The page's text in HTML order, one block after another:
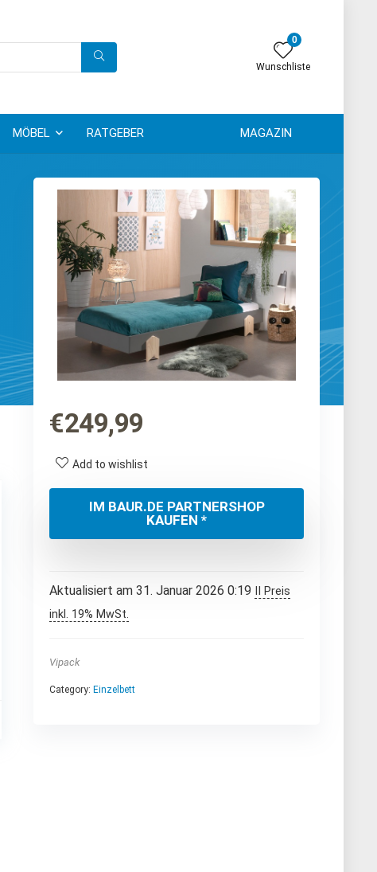
0
Wunschliste
MÖBEL RATGEBER MAGAZIN
€249,99
Add to wishlist
IM BAUR.DE PARTNERSHOP
KAUFEN *
Aktualisiert am 31. Januar 2026 0:19
II Preis
inkl. 19% MwSt.
Vipack
Category: Einzelbett